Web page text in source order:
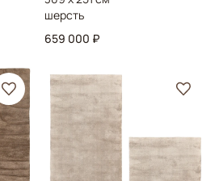
шерсть
659 000 ₽